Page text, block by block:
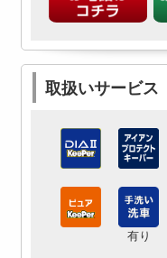
取扱いサービス
有り